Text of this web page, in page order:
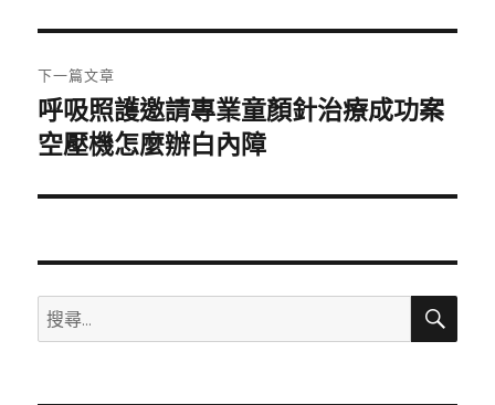
覽
文
章:
下一篇文章
下
一
文
呼吸照護邀請專業童顏針治療成功案
空壓機怎麼辦白內障
搜
尋
搜